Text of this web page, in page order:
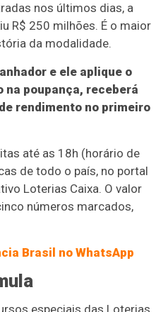
nos últimos dias, a
R$ 250 milhões. É o maior
da modalidade.
e ele aplique o
poupança, receberá
rendimento no primeiro
até as 18h (horário de
de todo o país, no portal
Loterias Caixa. O valor
números marcados,
Brasil no WhatsApp